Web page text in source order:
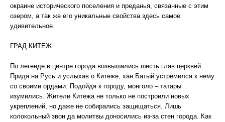
окраине исторического поселения и преданья, связанные с этим
озером, а так же его уникальные свойства здесь самое
удивительное.
ГРАД КИТЕЖ
По легенде в центре города возвышались шесть глав церквей.
Придя на Русь и услыхав о Китеже, хан Батый устремился к нему
со своими ордами. Подойдя к городу, монголо – татары
изумились. Жители Китежа не только не построили новых
укреплений, но даже не собирались защищаться. Лишь
колокольный звон да молитвы доносились из-за стен города. Как